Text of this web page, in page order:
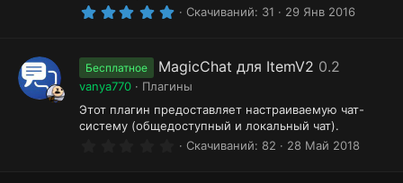
к
а
5
з
в
ё
з
д
Скачиваний 31 29 Янв 2016
Бесплатное MagicChat для ItemV2 0.2
vanya770
Плагины
Этот плагин предоставляет настраиваемую чат-
систему (общедоступный и локальный чат).
0 Скачиваний 82 28 Май 2018